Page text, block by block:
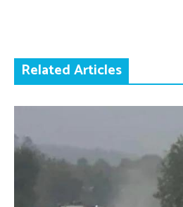
Related Articles